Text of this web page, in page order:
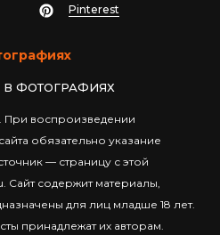
Pinterest
В ФОТОГРАФИЯХ
При воспроизведении
обязательно указание
— страницу с этой
Сайт содержит материалы,
для лиц младше 18 лет.
принадлежат их авторам.